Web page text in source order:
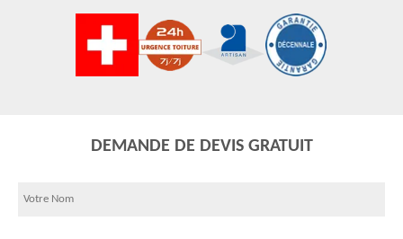
DEMANDE DE DEVIS GRATUIT